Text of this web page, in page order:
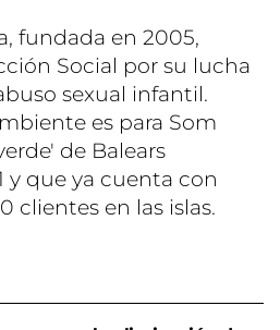
fundada en 2005,
Social por su lucha
sexual infantil.
es para Som
de Balears
y que ya cuenta con
clientes en las islas.